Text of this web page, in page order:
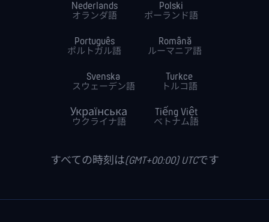
Nederlands
オランダ語
Polski
ポーランド語
Português
ポルトガル語
Română
ルーマニア語
Svenska
スウェーデン語
Turkce
トルコ語
Українська
ウクライナ語
Tiếng Việt
ベトナム語
すべての時刻は(GMT+00:00) UTCです